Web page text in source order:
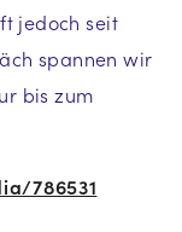
jedoch seit
spannen wir
bis zum
786531